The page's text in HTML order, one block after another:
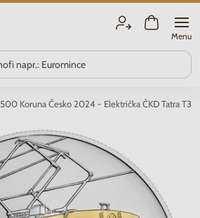
Menu
500 Koruna Česko 2024 - Električka ČKD Tatra T3